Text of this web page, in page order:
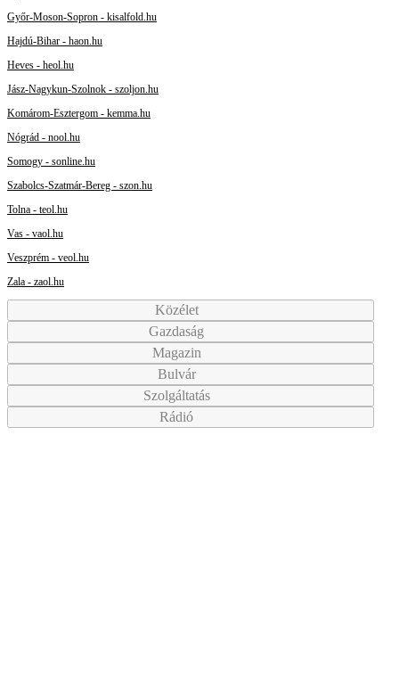
Győr-Moson-Sopron - kisalfold.hu
Hajdú-Bihar - haon.hu
Heves - heol.hu
Jász-Nagykun-Szolnok - szoljon.hu
Komárom-Esztergom - kemma.hu
Nógrád - nool.hu
Somogy - sonline.hu
Szabolcs-Szatmár-Bereg - szon.hu
Tolna - teol.hu
Vas - vaol.hu
Veszprém - veol.hu
Zala - zaol.hu
Közélet
Gazdaság
Magazin
Bulvár
Szolgáltatás
Rádió